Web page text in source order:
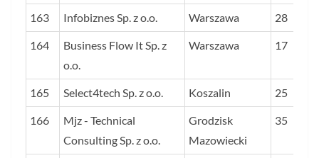
163 Infobiznes Sp. z o.o. Warszawa 28
164
Business Flow It Sp. z
o.o.
Warszawa 17
165 Select4tech Sp. z o.o. Koszalin 25
166
Mjz - Technical
Consulting Sp. z o.o.
Grodzisk
Mazowiecki
35